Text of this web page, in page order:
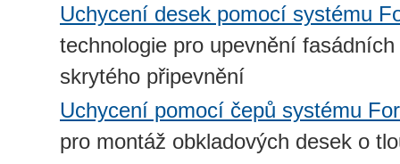
Uchycení desek pomocí systému
technologie pro upevnění
skrytého připevnění
Uchycení pomocí čepů systému
pro montáž obkladových desek o